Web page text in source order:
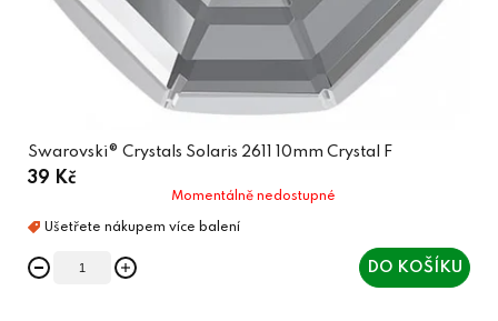
Swarovski® Crystals Solaris 2611 10mm Crystal F
39 Kč
Momentálně nedostupné
DO KOŠÍKU